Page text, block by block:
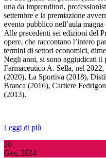
una da imprenditori,
settembre e la premiazione
evento pubblico nell’aula
Alle precedenti sei edizioni del
opere, che raccontano l’intero
termini di settori economici,
Negli anni, si sono aggiudicati
Farmaceutico A. Sella, nel
(2020), La Sportiva (2018),
Branca (2016), Cartiere
(2013).
Leggi di più
30
Gen, 2024